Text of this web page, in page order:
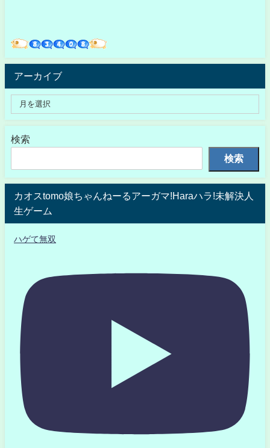
アーカイブ
検索
検索
カオスtomo娘ちゃんねーるアーガマ!Haraハラ!未解決人
生ゲーム
ハゲて無双